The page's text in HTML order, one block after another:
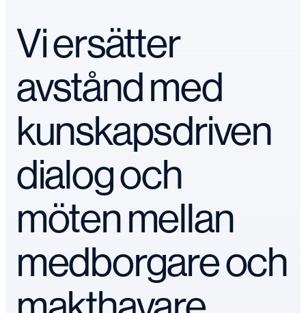
Vi ersätter
avstånd med
kunskapsdriven
dialog och
möten mellan
medborgare och